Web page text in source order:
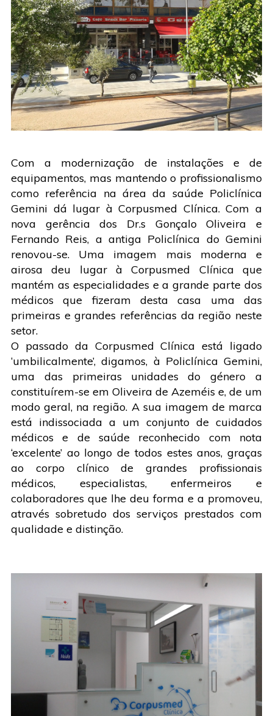
Com a modernização de instalações e de
equipamentos, mas mantendo o profissionalismo
como referência na área da saúde Policlínica
Gemini dá lugar à Corpusmed Clínica. Com a
nova gerência dos Dr.s Gonçalo Oliveira e
Fernando Reis, a antiga Policlínica do Gemini
renovou-se. Uma imagem mais moderna e
airosa deu lugar à Corpusmed Clínica que
mantém as especialidades e a grande parte dos
médicos que fizeram desta casa uma das
primeiras e grandes referências da região neste
setor.
O passado da Corpusmed Clínica está ligado
‘umbilicalmente’, digamos, à Policlínica Gemini,
uma das primeiras unidades do género a
constituírem-se em Oliveira de Azeméis e, de um
modo geral, na região. A sua imagem de marca
está indissociada a um conjunto de cuidados
médicos e de saúde reconhecido com nota
‘excelente’ ao longo de todos estes anos, graças
ao corpo clínico de grandes profissionais
médicos, especialistas, enfermeiros e
colaboradores que lhe deu forma e a promoveu,
através sobretudo dos serviços prestados com
qualidade e distinção.